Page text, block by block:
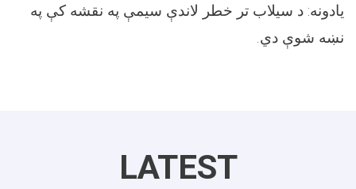
يادونه: د سيلاب تر خطر لاندې سيمې په نقشه کې په
نښه شوې دي
LATEST